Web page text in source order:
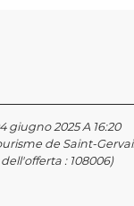
giugno 2025 A 16:20
de Saint-
: 108006)